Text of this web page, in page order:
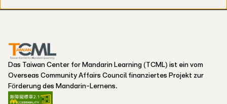
Das Taiwan Center for Mandarin Learning (TCML) ist ein vom
Overseas Community Affairs Council finanziertes Projekt zur
Förderung des Mandarin-Lernens.